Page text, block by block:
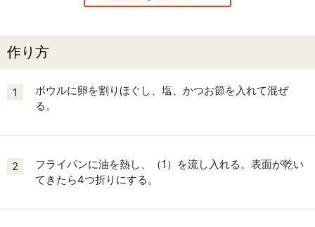
作り方
1
ボウルに卵を割りほぐし、塩、かつお節を入れて混ぜ
る。
2
フライパンに油を熱し、（1）を流し入れる。表面が乾い
てきたら4つ折りにする。